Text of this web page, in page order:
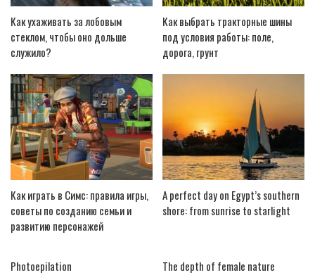
Как ухаживать за лобовым
стеклом, чтобы оно дольше
служило?
Как выбрать тракторные шины
под условия работы: поле,
дорога, грунт
Как играть в Симс: правила игры,
советы по созданию семьи и
развитию персонажей
A perfect day on Egypt’s southern
shore: from sunrise to starlight
Photoepilation
The depth of female nature